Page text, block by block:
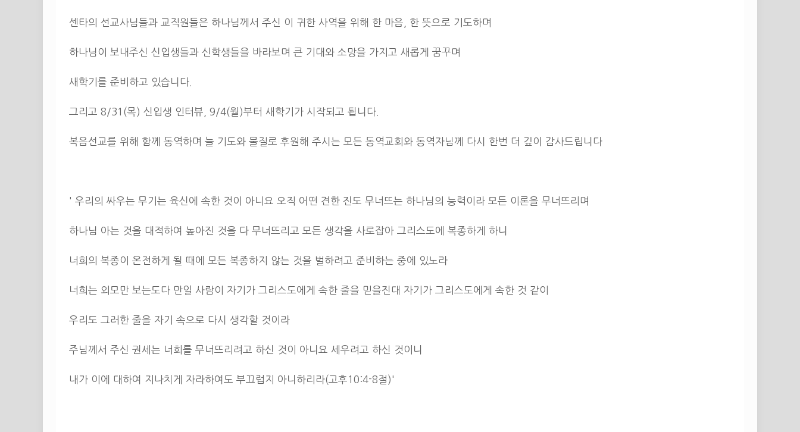
센타의 선교사님들과 교직원들은 하나님께서 주신 이 귀한 사역을 위해 한 마음, 한 뜻으로 기도하며
하나님이 보내주신 신입생들과 신학생들을 바라보며 큰 기대와 소망을 가지고 새롭게 꿈꾸며
새학기를 준비하고 있습니다.
그리고 8/31(목) 신입생 인터뷰, 9/4(월)부터 새학기가 시작되고 됩니다.
복음선교를 위해 함께 동역하며 늘 기도와 물질로 후원해 주시는 모든 동역교회와 동역자님께 다시 한번 더 깊이 감사드립니다
' 우리의 싸우는 무기는 육신에 속한 것이 아니요 오직 어떤 견한 진도 무너뜨는 하나님의 능력이라 모든 이론을 무너뜨리며
하나님 아는 것을 대적하여 높아진 것을 다 무너뜨리고 모든 생각을 사로잡아 그리스도에 복종하게 하니
너희의 복종이 온전하게 될 때에 모든 복종하지 않는 것을 벌하려고 준비하는 중에 있노라
너희는 외모만 보는도다 만일 사람이 자기가 그리스도에게 속한 줄을 믿을진대 자기가 그리스도에게 속한 것 같이
우리도 그러한 줄을 자기 속으로 다시 생각할 것이라
주님께서 주신 권세는 너희를 무너뜨리려고 하신 것이 아니요 세우려고 하신 것이니
내가 이에 대하여 지나치게 자라하여도 부끄럽지 아니하리라(고후10:4-8절)'